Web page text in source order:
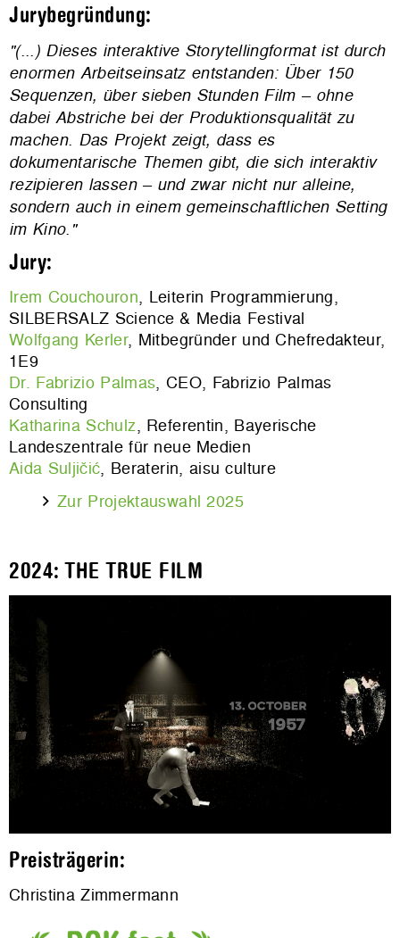
Jurybegründung:
"(...) Dieses interaktive Storytellingformat ist durch
enormen Arbeitseinsatz entstanden: Über 150
Sequenzen, über sieben Stunden Film – ohne
dabei Abstriche bei der Produktionsqualität zu
machen. Das Projekt zeigt, dass es
dokumentarische Themen gibt, die sich interaktiv
rezipieren lassen – und zwar nicht nur alleine,
sondern auch in einem gemeinschaftlichen Setting
im Kino."
Jury:
Irem Couchouron, Leiterin Programmierung,
SILBERSALZ Science & Media Festival
Wolfgang Kerler, Mitbegründer und Chefredakteur,
1E9
Dr. Fabrizio Palmas, CEO, Fabrizio Palmas
Consulting
Katharina Schulz, Referentin, Bayerische
Landeszentrale für neue Medien
Aida Suljičić, Beraterin, aisu culture
Zur Projektauswahl 2025
2024: THE TRUE FILM
Preisträgerin:
Christina Zimmermann